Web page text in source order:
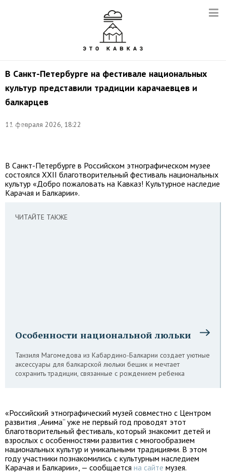
В Санкт-Петербурге на фестивале национальных
культур представили традиции карачаевцев и
балкарцев
11 февраля 2026, 18:22
соцсети
В Санкт-Петербурге в Российском этнографическом музее
состоялся XXII благотворительный фестиваль национальных
культур «Добро пожаловать на Кавказ! Культурное наследие
Карачая и Балкарии».
ЧИТАЙТЕ ТАКЖЕ
Особенности национальной люльки
Танзиля Магомедова из Кабардино-Балкарии создает уютные
аксессуары для балкарской люльки бешик и мечтает
сохранить традиции, связанные с рождением ребенка
«Российский этнографический музей совместно с Центром
развития „Анима“ уже не первый год проводят этот
благотворительный фестиваль, который знакомит детей и
взрослых с особенностями развития с многообразием
национальных культур и уникальными традициями. В этом
году участники познакомились с культурным наследием
Карачая и Балкарии», — сообщается на сайте музея.